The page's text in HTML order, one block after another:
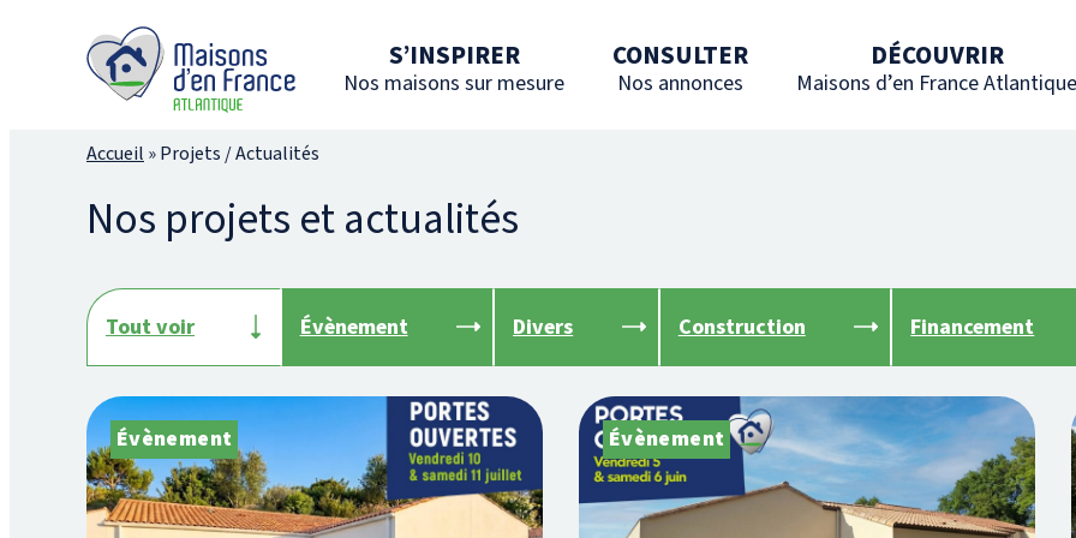
S’INSPIRER
Nos maisons sur mesure
CONSULTER
Nos annonces
DÉCOUVRIR
Maisons d’en France Atlantique
Accueil »Projets / Actualités
Nos projets et actualités
Tout voir Évènement Divers Construction Financement
Évènement Évènement